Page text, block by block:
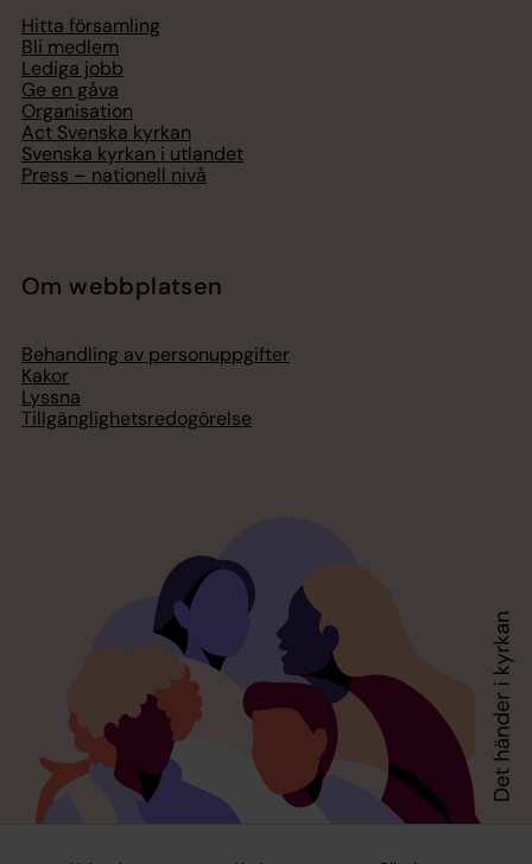
Hitta församling
Bli medlem
Lediga jobb
Ge en gåva
Organisation
Act Svenska kyrkan
Svenska kyrkan i utlandet
Press – nationell nivå
Om webbplatsen
Behandling av personuppgifter
Kakor
Lyssna
Tillgänglighetsredogörelse